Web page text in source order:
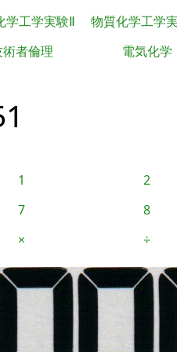
学工学実験Ⅱ
物質化学工学
術者倫理 電気化学
1
2
7
8
× ÷